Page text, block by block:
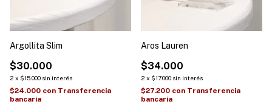
Argollita Slim
$30.000
2 x $15.000 sin interés
$24.000 con Transferencia
bancaria
Aros Lauren
$34.000
2 x $17.000 sin interés
$27.200 con Transferencia
bancaria